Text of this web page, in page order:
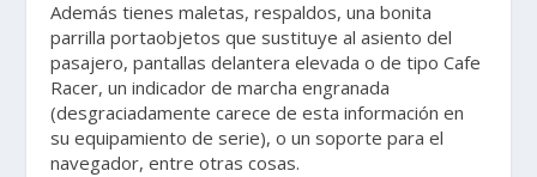
Además tienes maletas, respaldos, una bonita
parrilla portaobjetos que sustituye al asiento del
pasajero, pantallas delantera elevada o de tipo Cafe
Racer, un indicador de marcha engranada
(desgraciadamente carece de esta información en
su equipamiento de serie), o un soporte para el
navegador, entre otras cosas.